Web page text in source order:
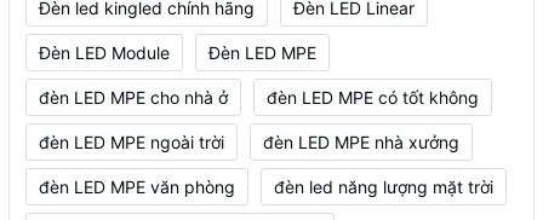
Đèn led kingled chính hãng Đèn LED Linear
Đèn LED Module Đèn LED MPE
đèn LED MPE cho nhà ở đèn LED MPE có tốt không
đèn LED MPE ngoài trời đèn LED MPE nhà xưởng
đèn LED MPE văn phòng đèn led năng lượng mặt trời